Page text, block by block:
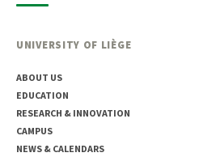
UNIVERSITY OF LIÈGE
ABOUT US
EDUCATION
RESEARCH & INNOVATION
CAMPUS
NEWS & CALENDARS